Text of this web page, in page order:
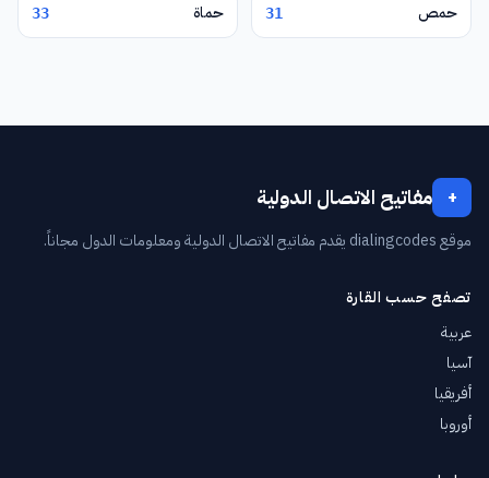
حمص 31 حماة 33
+ مفاتيح الاتصال الدولية
موقع dialingcodes يقدم مفاتيح الاتصال الدولية ومعلومات الدول مجاناً.
تصفح حسب القارة
عربية
آسيا
أفريقيا
أوروبا